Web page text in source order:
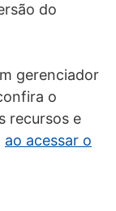
do
gerenciador
o
recursos e
ao acessar o